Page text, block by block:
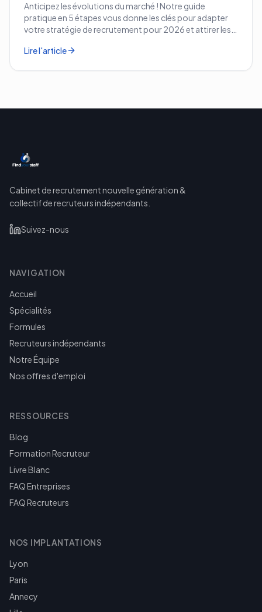
Anticipez les évolutions du marché ! Notre guide
pratique en 5 étapes vous donne les clés pour adapter
votre stratégie de recrutement pour 2026 et attirer les
Lire l'article
Cabinet de recrutement nouvelle génération &
collectif de recruteurs indépendants.
Suivez-nous
NAVIGATION
Accueil
Spécialités
Formules
Recruteurs indépendants
Notre Équipe
Nos offres d'emploi
RESSOURCES
Blog
Formation Recruteur
Livre Blanc
FAQ Entreprises
FAQ Recruteurs
NOS IMPLANTATIONS
Lyon
Paris
Annecy